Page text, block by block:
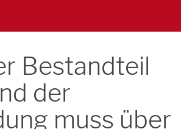
Bestandteil
der
muss über